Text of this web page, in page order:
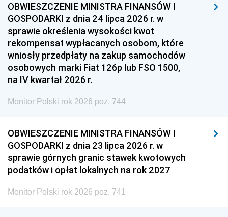
OBWIESZCZENIE MINISTRA FINANSÓW I
GOSPODARKI z dnia 24 lipca 2026 r. w
sprawie określenia wysokości kwot
rekompensat wypłacanych osobom, które
wniosły przedpłaty na zakup samochodów
osobowych marki Fiat 126p lub FSO 1500,
na IV kwartał 2026 r.
Monitor Polski rok 2026 poz. 744
OBWIESZCZENIE MINISTRA FINANSÓW I
GOSPODARKI z dnia 23 lipca 2026 r. w
sprawie górnych granic stawek kwotowych
podatków i opłat lokalnych na rok 2027
Monitor Polski rok 2026 poz. 741